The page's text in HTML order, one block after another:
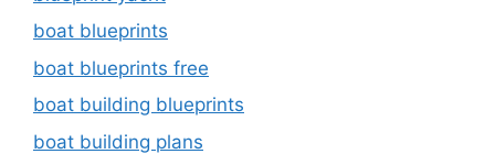
boat blueprints
boat blueprints free
boat building blueprints
boat building plans